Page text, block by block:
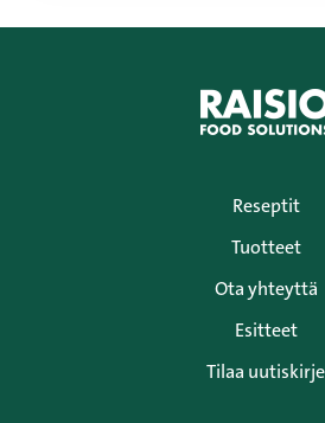
Reseptit
Tuotteet
Ota yhteyttä
Esitteet
Tilaa uutiskirje